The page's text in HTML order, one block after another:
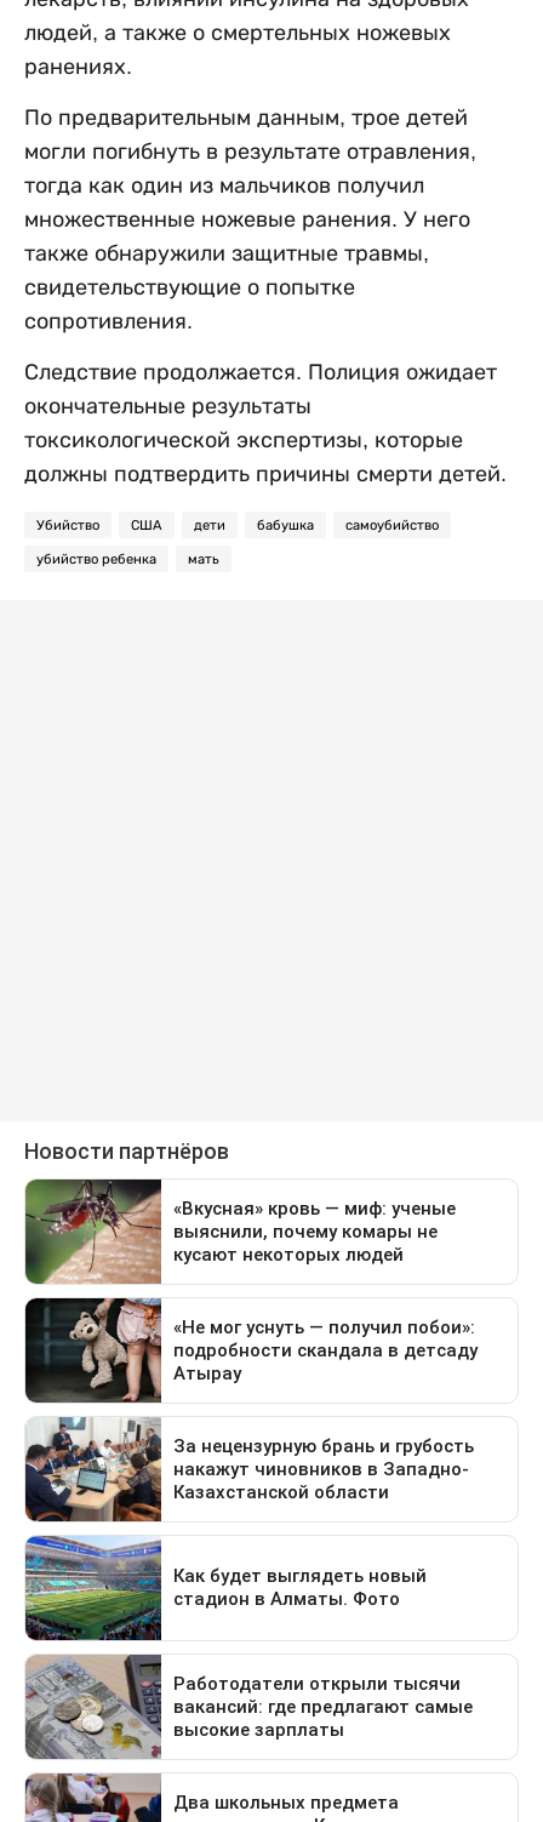
людей, а также о смертельных ножевых
ранениях.
По предварительным данным, трое детей
могли погибнуть в результате отравления,
тогда как один из мальчиков получил
множественные ножевые ранения. У него
также обнаружили защитные травмы,
свидетельствующие о попытке
сопротивления.
Следствие продолжается. Полиция ожидает
окончательные результаты
токсикологической экспертизы, которые
должны подтвердить причины смерти детей.
Убийство США дети бабушка самоубийство
убийство ребенка мать